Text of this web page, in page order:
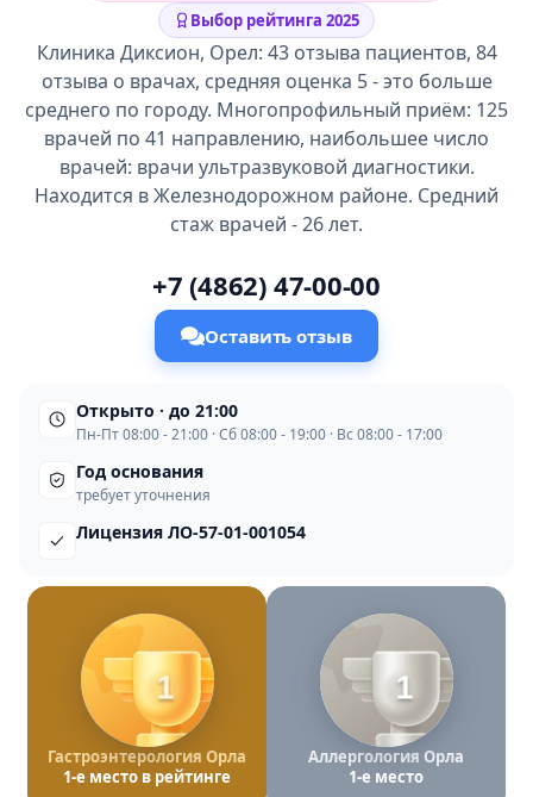
Выбор рейтинга 2025
Клиника Диксион, Орел: 43 отзыва пациентов, 84
отзыва о врачах, средняя оценка 5 - это больше
среднего по городу. Многопрофильный приём: 125
врачей по 41 направлению, наибольшее число
врачей: врачи ультразвуковой диагностики.
Находится в Железнодорожном районе. Средний
стаж врачей - 26 лет.
+7 (4862) 47-00-00
Оставить отзыв
Открыто · до 21:00
Пн-Пт 08:00 - 21:00 · Сб 08:00 - 19:00 · Вс 08:00 - 17:00
Год основания
требует уточнения
Лицензия ЛО-57-01-001054
1
Гастроэнтерология Орла
1-е место в рейтинге
1
Аллергология Орла
1-е место